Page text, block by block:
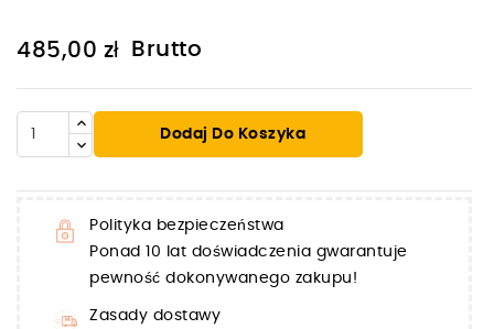
485,00 zł Brutto
Dodaj Do Koszyka
Polityka bezpieczeństwa
Ponad 10 lat doświadczenia gwarantuje
pewność dokonywanego zakupu!
Zasady dostawy